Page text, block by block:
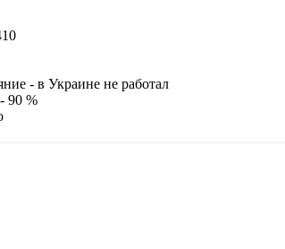
- в Украине не работал
90 %